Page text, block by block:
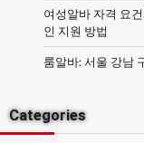
여성알바 자격 요
인 지원 방법
룸알바: 서울 강남
Categories